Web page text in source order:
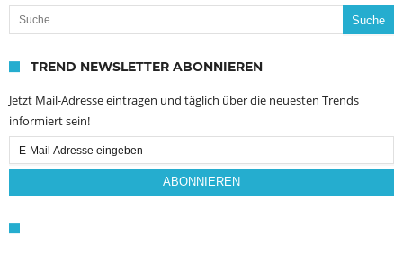
Suche nach:
TREND NEWSLETTER ABONNIEREN
Jetzt Mail-Adresse eintragen und täglich über die neuesten Trends
informiert sein!
Email
Subscription
ABONNIEREN